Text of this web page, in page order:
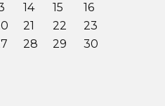
14 15
16
21 22
23
28 29
30